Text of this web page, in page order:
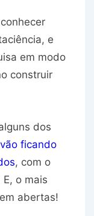
e
em modo
construir
dos
vão ficando
, com o
o mais
abertas!